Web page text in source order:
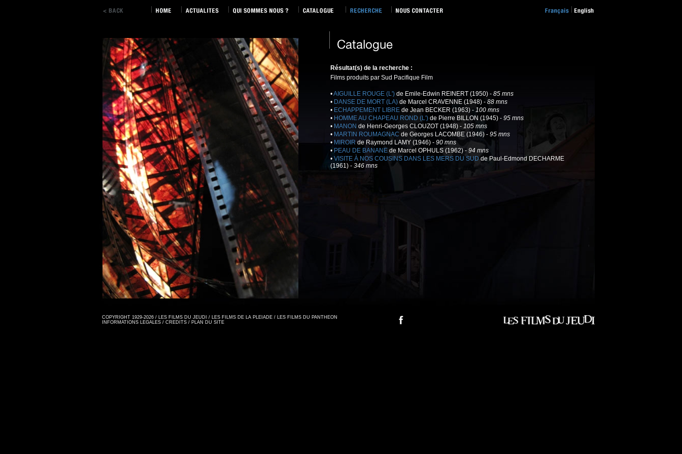
Résultat(s) de la recherche :
Films produits par Sud Pacifique Film
•AIGUILLE ROUGE (L') de Emile-Edwin REINERT (1950) - 85 mns
• DANSE DE MORT (LA) de Marcel CRAVENNE (1948) - 88 mns
• ECHAPPEMENT LIBRE de Jean BECKER (1963) - 100 mns
• HOMME AU CHAPEAU ROND (L') de Pierre BILLON (1945) - 95 mns
• MANON de Henri-Georges CLOUZOT (1948) - 105 mns
• MARTIN ROUMAGNAC de Georges LACOMBE (1946) - 95 mns
•MIROIR de Raymond LAMY (1946) - 90 mns
• PEAU DE BANANE de Marcel OPHULS (1962) - 94 mns
• VISITE À NOS COUSINS DANS LES MERS DU SUDde Paul-Edmond DECHARME
(1961) - 346 mns
COPYRIGHT 1929-2026 / LES FILMS DU JEUDI / LES FILMS DE LA PLEIADE / LES FILMS DU PANTHEON
INFORMATIONS LEGALES / CREDITS / PLAN DU SITE